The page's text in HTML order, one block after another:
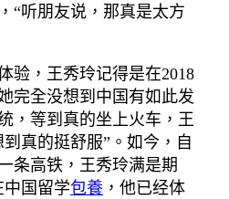
“听朋友说，那真是太方
验，王秀玲记得是在2018
完全没想到中国有如此发
，等到真的坐上火车，王
真的挺舒服”。如今，自
条高铁，王秀玲满是期
中国留学包養 ，他已经体